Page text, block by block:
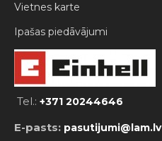
Vietnes karte
Ipašas piedāvājumi
Tel.: +371 20244646
E-pasts: pasutijumi@lam.lv